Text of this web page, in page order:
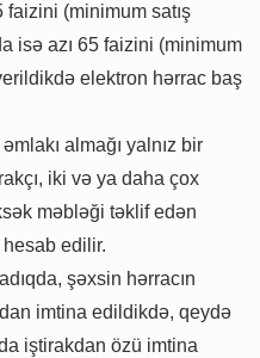
faizini (minimum satış
isə azı 65 faizini (minimum
elektron hərrac baş
almağı yalnız bir
iki və ya daha çox
məbləği təklif edən
hesab edilir.
şəxsin hərracın
imtina edildikdə, qeydə
iştirakdan özü imtina